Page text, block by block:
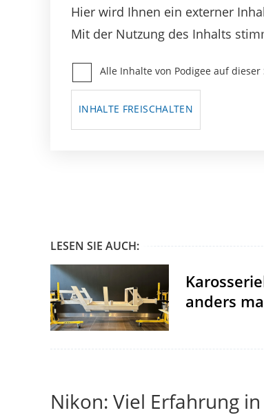
Hier wird Ihnen ein externer
Mit der Nutzung des Inhalts
Alle Inhalte von Podigee auf
INHALTE FREISCHALTEN
LESEN SIE AUCH:
anders
Nikon: Viel Erfahrung